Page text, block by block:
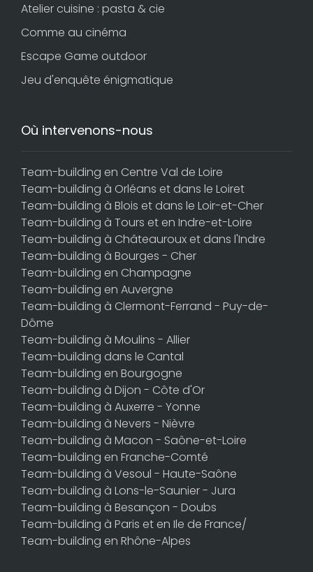
Atelier cuisine : pasta & cie
Comme au cinéma
Escape Game outdoor
Jeu d'enquête énigmatique
Où intervenons-nous
Team-building en Centre Val de Loire
Team-building à Orléans et dans le Loiret
Team-building à Blois et dans le Loir-et-Cher
Team-building à Tours et en Indre-et-Loire
Team-building à Châteauroux et dans l'Indre
Team-building à Bourges - Cher
Team-building en Champagne
Team-building en Auvergne
Team-building à Clermont-Ferrand - Puy-de-
Dôme
Team-building à Moulins - Allier
Team-building dans le Cantal
Team-building en Bourgogne
Team-building à Dijon - Côte d'Or
Team-building à Auxerre - Yonne
Team-building à Nevers - Nièvre
Team-building à Macon - Saône-et-Loire
Team-building en Franche-Comté
Team-building à Vesoul - Haute-Saône
Team-building à Lons-le-Saunier - Jura
Team-building à Besançon - Doubs
Team-building à Paris et en Ile de France/
Team-building en Rhône-Alpes